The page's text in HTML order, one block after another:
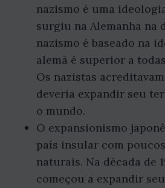
nazismo é uma
surgiu na Alemanha na
nazismo é baseado na
alemã é superior a
Os nazistas
deveria expandir seu
o mundo.
O expansionismo
país insular com
naturais. Na década de
começou a expandir